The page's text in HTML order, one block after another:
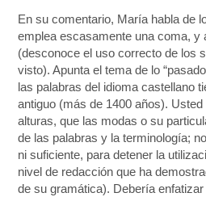
En su comentario, María habla de
emplea escasamente una coma, y
(desconoce el uso correcto de los
visto). Apunta el tema de lo
las palabras del idioma castellano
antiguo (más de 1400 años).
alturas, que las modas o su
de las palabras y la terminología;
ni suficiente, para detener la
nivel de redacción que ha
de su gramática). Debería